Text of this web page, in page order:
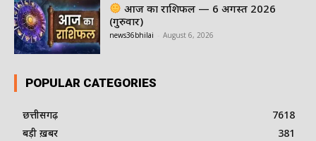
आज का राशिफल — 6 अगस्त 2026
(गुरुवार)
news36bhilai August 6, 2026
POPULAR CATEGORIES
छत्तीसगढ़
7618
बड़ी ख़बर
381